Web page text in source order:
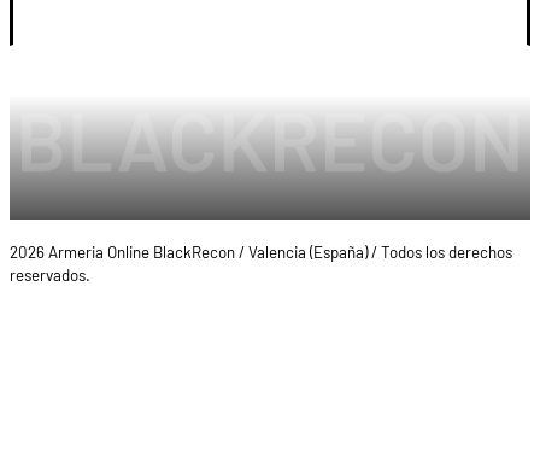
2026 Armeria Online BlackRecon / Valencia (España) / Todos los derechos
reservados.